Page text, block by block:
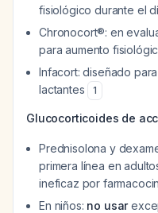
fisiológico durante el
Chronocort®: en
para aumento
Infacort: diseñado
lactantes
1
Glucocorticoides de
Prednisolona y
primera línea en
ineficaz por
En niños: no usar